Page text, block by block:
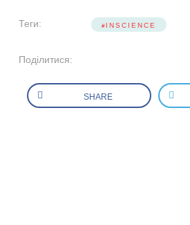
Теги: INSCIENCE
Поділитися:
SHARE